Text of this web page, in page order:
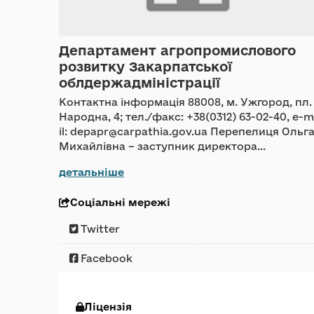
Департамент агропромислового
розвитку Закарпатської
облдержадміністрації
Контактна інформація 88008, м. Ужгород, пл.
Народна, 4; тел./факс: +38(0312) 63-02-40, e-
il: depapr@carpathia.gov.ua Перепелиця Ольга
Михайлівна – заступник директора...
детальніше
Соціальні мережі
Twitter
Facebook
Ліцензія